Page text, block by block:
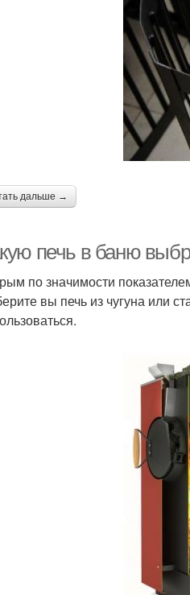
дальше →
печь в баню
по значимости
вы печь из чугуна или